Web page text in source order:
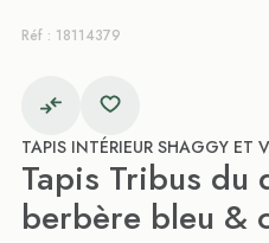
Réf : 18114379
TAPIS INTÉRIEUR SHAGGY ET
Tapis Tribus du
berbère bleu &